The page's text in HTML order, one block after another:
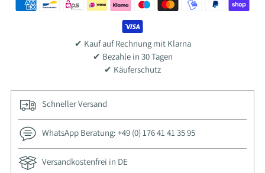
✔ Kauf auf Rechnung mit Klarna
✔ Bezahle in 30 Tagen
✔ Käuferschutz
Schneller Versand
WhatsApp Beratung: +49 (0) 176 41 41 35 95
Versandkostenfrei in DE